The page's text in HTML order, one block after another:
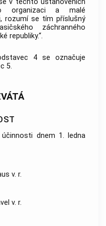
v těchto ustanoveních
organizaci a malé
rozumí se tím příslušný
záchranného
republiky.“.
4 se označuje
5.
dnem 1. ledna
v. r.
v. r.